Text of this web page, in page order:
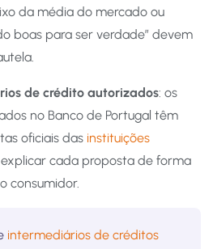
da média do mercado ou
boas para ser verdade” devem
de crédito autorizados: os
no Banco de Portugal têm
oficiais das instituições
cada proposta de forma
consumidor.
intermediários de créditos